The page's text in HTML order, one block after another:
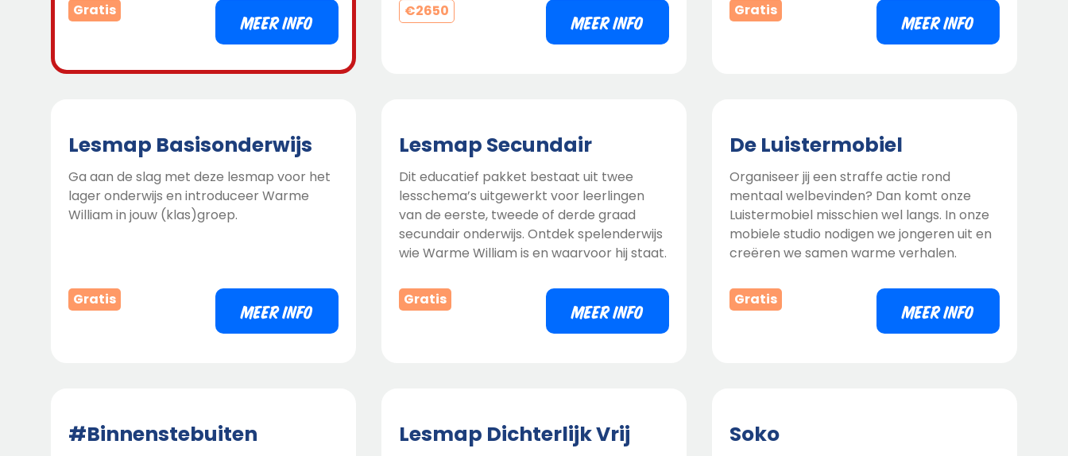
Gratis
MEER INFO
€2650
MEER INFO
Gratis
MEER INFO
Lesmap Basisonderwijs
Ga aan de slag met deze lesmap voor het
lager onderwijs en introduceer Warme
William in jouw (klas)groep. ​
Gratis
MEER INFO
Lesmap Secundair
Dit educatief pakket bestaat uit twee
lesschema’s uitgewerkt voor leerlingen
van de eerste, tweede of derde graad
secundair onderwijs. Ontdek spelenderwijs
wie Warme William is en waarvoor hij staat.
Gratis
MEER INFO
De Luistermobiel
Organiseer jij een straffe actie rond
mentaal welbevinden? Dan komt onze
Luistermobiel misschien wel langs. In onze
mobiele studio nodigen we jongeren uit en
creëren we samen warme verhalen.
Gratis
MEER INFO
#Binnenstebuiten Lesmap Dichterlijk Vrij Soko